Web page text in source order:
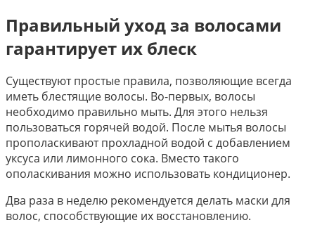
Правильный уход за волосами
гарантирует их блеск
Существуют простые правила, позволяющие всегда
иметь блестящие волосы. Во-первых, волосы
необходимо правильно мыть. Для этого нельзя
пользоваться горячей водой. После мытья волосы
прополаскивают прохладной водой с добавлением
уксуса или лимонного сока. Вместо такого
ополаскивания можно использовать кондиционер.
Два раза в неделю рекомендуется делать маски для
волос, способствующие их восстановлению.